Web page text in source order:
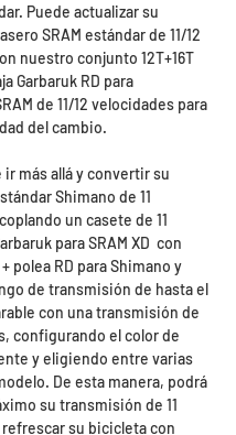
Puede actualizar su
SRAM estándar de 11/12
nuestro conjunto 12T+16T
Garbaruk RD para
de 11/12 velocidades para
del cambio.
más allá y convertir su
Shimano de 11
un casete de 11
para SRAM XD con
polea RD para Shimano y
de transmisión de hasta el
con una transmisión de
configurando el color de
y eligiendo entre varias
De esta manera, podrá
su transmisión de 11
su bicicleta con